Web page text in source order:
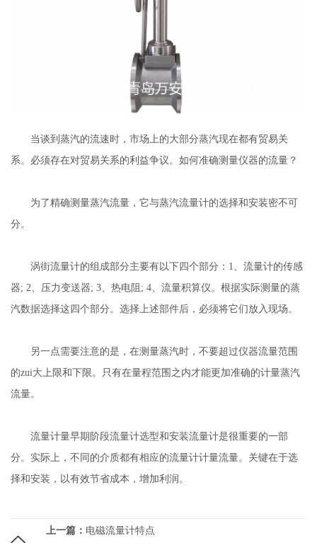
当谈到蒸汽的流速时，市场上的大部分蒸汽现在都有贸易关
系。必须存在对贸易关系的利益争议。如何准确测量仪器的流量？
为了精确测量蒸汽流量，它与蒸汽流量计的选择和安装密不可
分。
涡街流量计的组成部分主要有以下四个部分：1、流量计的传感
器; 2、压力变送器; 3、热电阻; 4、流量积算仪。根据实际测量的蒸
汽数据选择这四个部分。选择上述部件后，必须将它们放入现场。
另一点需要注意的是，在测量蒸汽时，不要超过仪器流量范围
的zui大上限和下限。只有在量程范围之内才能更加准确的计量蒸汽
流量。
流量计量早期阶段流量计选型和安装流量计是很重要的一部
分。实际上，不同的介质都有相应的流量计计量流量。关键在于选
择和安装，以有效节省成本，增加利润。
上一篇： 电磁流量计特点